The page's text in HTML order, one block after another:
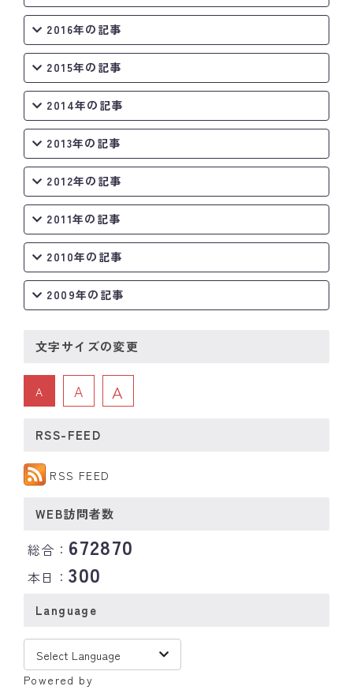
2016年の記事
2015年の記事
2014年の記事
2013年の記事
2012年の記事
2011年の記事
2010年の記事
2009年の記事
文字サイズの変更
A A A
RSS-FEED
RSS FEED
WEB訪問者数
総合： 672870
本日：300
Language
Powered by